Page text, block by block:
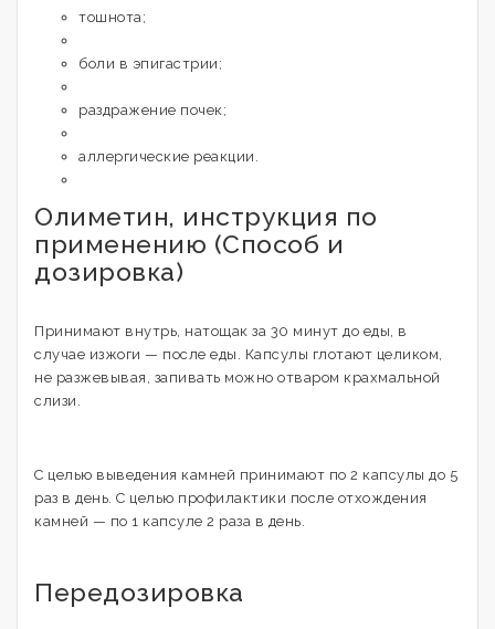
тошнота;
боли в эпигастрии;
раздражение почек;
аллергические реакции.
Олиметин, инструкция по
применению (Способ и
дозировка)
Принимают внутрь, натощак за 30 минут до еды, в
случае изжоги — после еды. Капсулы глотают целиком,
не разжевывая, запивать можно отваром крахмальной
слизи.
С целью выведения камней принимают по 2 капсулы до 5
раз в день. С целью профилактики после отхождения
камней — по 1 капсуле 2 раза в день.
Передозировка